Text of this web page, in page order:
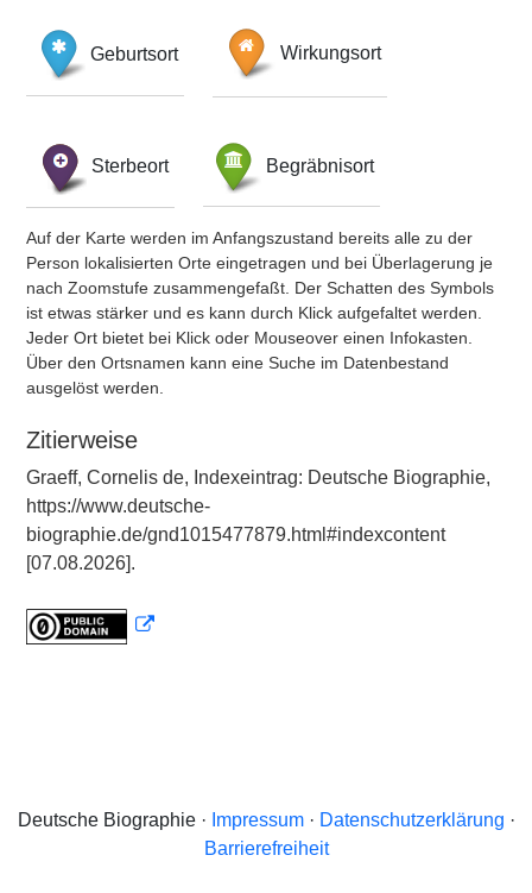
Geburtsort Wirkungsort
Sterbeort Begräbnisort
Auf der Karte werden im Anfangszustand bereits alle zu der
Person lokalisierten Orte eingetragen und bei Überlagerung je
nach Zoomstufe zusammengefaßt. Der Schatten des Symbols
ist etwas stärker und es kann durch Klick aufgefaltet werden.
Jeder Ort bietet bei Klick oder Mouseover einen Infokasten.
Über den Ortsnamen kann eine Suche im Datenbestand
ausgelöst werden.
Zitierweise
Graeff, Cornelis de, Indexeintrag: Deutsche Biographie,
https://www.deutsche-
biographie.de/gnd1015477879.html#indexcontent
[07.08.2026].
Deutsche Biographie · Impressum· Datenschutzerklärung ·
Barrierefreiheit